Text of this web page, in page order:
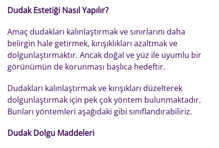
Dudak Estetiği Nasıl Yapılır?
Amaç dudakları kalınlaştırmak ve sınırlarını daha
belirgin hale getirmek, kırışıklıkları azaltmak ve
dolgunlaştırmaktır. Ancak doğal ve yüz ile uyumlu bir
görünümün de korunması başlıca hedeftir.
Dudakları kalınlaştırmak ve kırışıkları düzelterek
dolgunlaştırmak için pek çok yöntem bulunmaktadır.
Bunları yöntemleri aşağıdaki gibi sınıflandırabiliriz.
Dudak Dolgu Maddeleri